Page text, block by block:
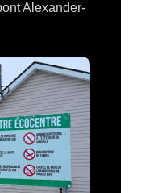
Alexander-